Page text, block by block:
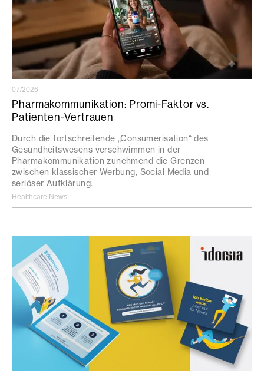
07/2026
Pharmakommunikation: Promi-Faktor vs.
Patienten-Vertrauen
Durch die fortschreitende „Consumerisation“ des
Gesundheitswesens verschwimmen in der
Pharmakommunikation zunehmend die Grenzen
zwischen klassischer Werbung, Social Media und
seriöser Aufklärung.
Healthcare News